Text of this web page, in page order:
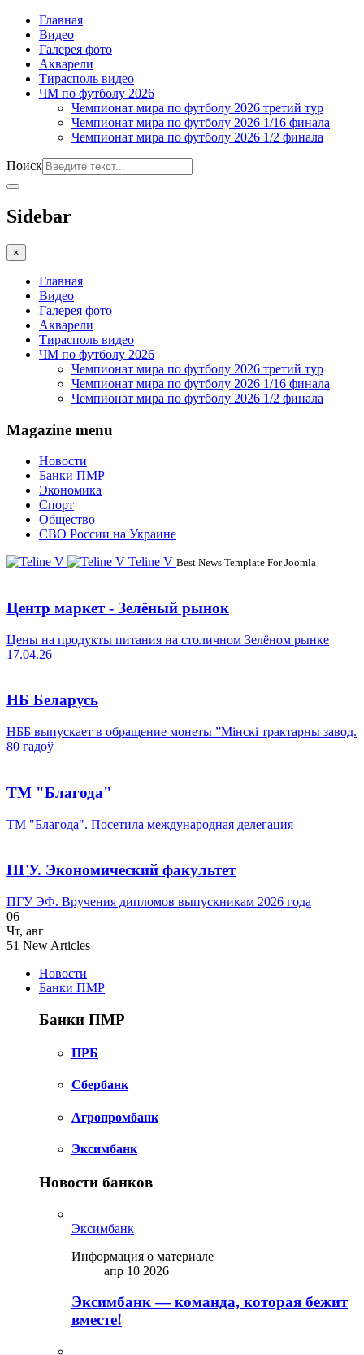
Главная
Видео
Галерея фото
Акварели
Тирасполь видео
ЧМ по футболу 2026
Чемпионат мира по футболу 2026 третий тур
Чемпионат мира по футболу 2026 1/16 финала
Чемпионат мира по футболу 2026 1/2 финала
Поиск
Sidebar
×
Главная
Видео
Галерея фото
Акварели
Тирасполь видео
ЧМ по футболу 2026
Чемпионат мира по футболу 2026 третий тур
Чемпионат мира по футболу 2026 1/16 финала
Чемпионат мира по футболу 2026 1/2 финала
Magazine menu
Новости
Банки ПМР
Экономика
Спорт
Общество
СВО России на Украине
Teline V Best News Template For Joomla
Центр маркет - Зелёный рынок
Цены на продукты питания на столичном Зелёном рынке
17.04.26
НБ Беларусь
НББ выпускает в обращение монеты ”Мінскі трактарны завод.
80 гадоў
ТМ "Благода"
ТМ "Благода". Посетила международная делегация
ПГУ. Экономический факультет
ПГУ ЭФ. Вручения дипломов выпускникам 2026 года
06
Чт, авг
51 New Articles
Новости
Банки ПМР
Банки ПМР
ПРБ
Сбербанк
Агропромбанк
Эксимбанк
Новости банков
Эксимбанк
Информация о материале
апр 10 2026
Эксимбанк — команда, которая бежит
вместе!